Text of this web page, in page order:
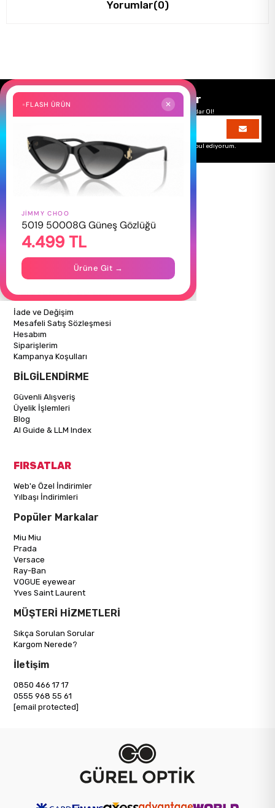
Yorumlar(0)
Size Özel Kampanyalar
Hemen Kayıt Ol Fırsatlardan Önce Sen Haberdar Ol!
Üyelik koşullarınıvekişisel verilerimin korunmasını kabul ediyorum.
HAKKIMIZDA
Hakkımızda
Gizlilik Politikası
İletişim
Mağazalarımız
ALIŞVERİŞ BİLGİLERİ
İade ve Değişim
Mesafeli Satış Sözleşmesi
Hesabım
Siparişlerim
Kampanya Koşulları
BİLGİLENDİRME
Güvenli Alışveriş
Üyelik İşlemleri
Blog
AI Guide & LLM Index
FIRSATLAR
Web'e Özel İndirimler
Yılbaşı İndirimleri
Popüler Markalar
Miu Miu
Prada
Versace
Ray-Ban
VOGUE eyewear
Yves Saint Laurent
MÜŞTERİ HİZMETLERİ
Sıkça Sorulan Sorular
Kargom Nerede?
İletişim
0850 466 17 17
0555 968 55 61
[email protected]
FLASH ÜRÜN ✕
JIMMY CHOO
5019 50008G Güneş Gözlüğü
4.499 TL
Ürüne Git →